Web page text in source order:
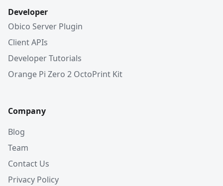
Developer
Obico Server Plugin
Client APIs
Developer Tutorials
Orange Pi Zero 2 OctoPrint Kit
Company
Blog
Team
Contact Us
Privacy Policy